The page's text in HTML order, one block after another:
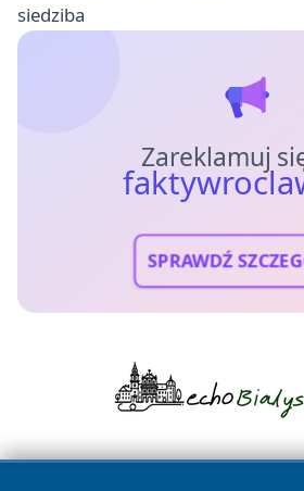
siedziba
Zareklamuj
SPRAWDŹ